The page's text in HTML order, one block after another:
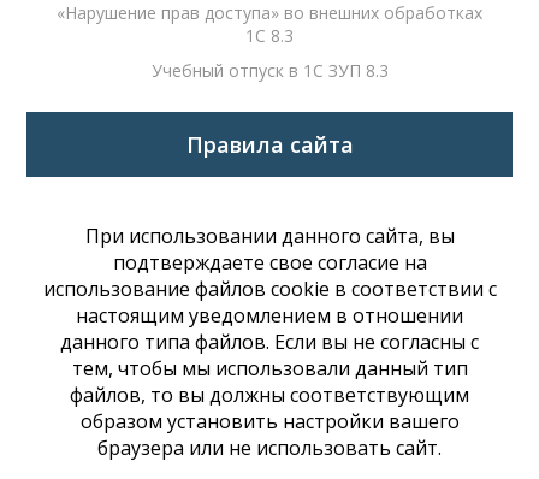
«Нарушение прав доступа» во внешних обработках
1С 8.3
Учебный отпуск в 1С ЗУП 8.3
Правила сайта
При использовании данного сайта, вы
подтверждаете свое согласие на
использование файлов cookie в соответствии с
настоящим уведомлением в отношении
данного типа файлов. Если вы не согласны с
тем, чтобы мы использовали данный тип
файлов, то вы должны соответствующим
образом установить настройки вашего
браузера или не использовать сайт.